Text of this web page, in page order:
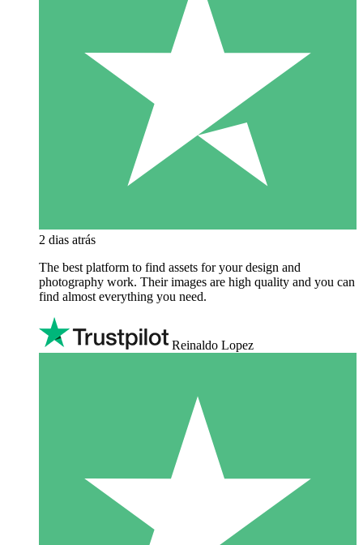
2 dias atrás
The best platform to find assets for your design and
photography work. Their images are high quality and you can
find almost everything you need.
Reinaldo Lopez